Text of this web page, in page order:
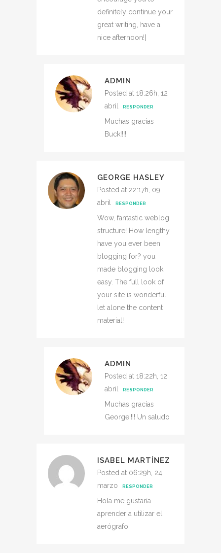
definitely continue your
great writing, have a
nice afternoon!|
ADMIN
Posted at 18:26h, 12
abril
RESPONDER
Muchas gracias
Buck!!!!
GEORGE HASLEY
Posted at 22:17h, 09
abril
RESPONDER
Wow, fantastic weblog
structure! How lengthy
have you ever been
blogging for? you
made blogging look
easy. The full look of
your site is wonderful,
let alone the content
material!
ADMIN
Posted at 18:22h, 12
abril
RESPONDER
Muchas gracias
George!!!! Un saludo
ISABEL MARTÍNEZ
Posted at 06:29h, 24
marzo
RESPONDER
Hola me gustaría
aprender a utilizar el
aerógrafo